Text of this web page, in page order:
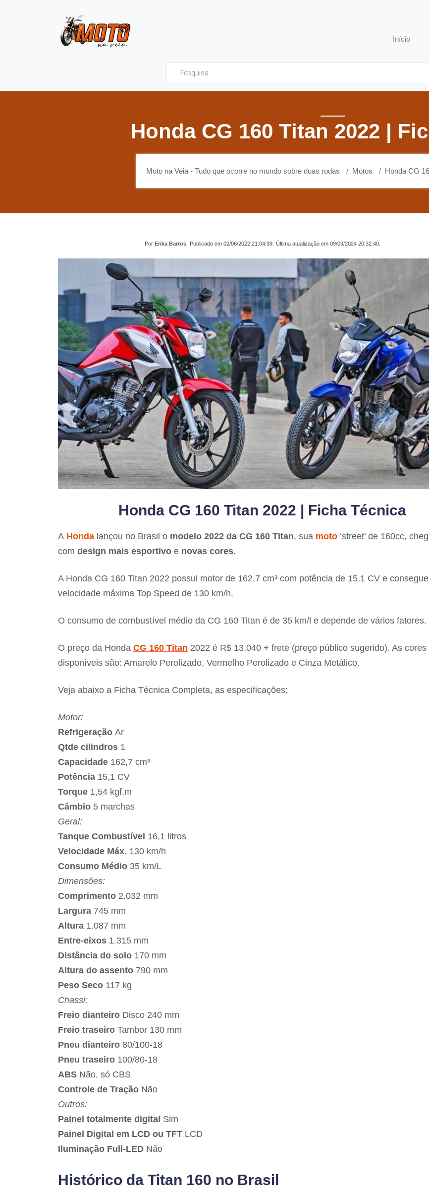
Início
Honda CG 160 Titan 2022 |
Moto na Veia - Tudo que ocorre no mundo sobre duas rodas Motos Honda CG
Por Erika Barros. Publicado em 02/06/2022 21:04:39. Última atualização em 09/03/2024 20:32:40.
Honda CG 160 Titan 2022 | Ficha Técnica
A Honda lançou no Brasil o modelo 2022 da CG 160 Titan, sua moto ‘street’ de 160cc,
com design mais esportivo e novas cores.
A Honda CG 160 Titan 2022 possui motor de 162,7 cm³ com potência de 15,1 CV e
velocidade máxima Top Speed de 130 km/h.
O consumo de combustível médio da CG 160 Titan é de 35 km/l e depende de vários fatores.
O preço da Honda CG 160 Titan 2022 é R$ 13.040 + frete (preço público sugerido). As cores
disponíveis são: Amarelo Perolizado, Vermelho Perolizado e Cinza Metálico.
Veja abaixo a Ficha Técnica Completa, as especificações:
Motor:
Refrigeração Ar
Qtde cilindros 1
Capacidade 162,7 cm³
Potência 15,1 CV
Torque 1,54 kgf.m
Câmbio 5 marchas
Geral:
Tanque Combustível 16,1 litros
Velocidade Máx. 130 km/h
Consumo Médio 35 km/L
Dimensões:
Comprimento 2.032 mm
Largura 745 mm
Altura 1.087 mm
Entre-eixos 1.315 mm
Distância do solo 170 mm
Altura do assento 790 mm
Peso Seco 117 kg
Chassi:
Freio dianteiro Disco 240 mm
Freio traseiro Tambor 130 mm
Pneu dianteiro 80/100-18
Pneu traseiro 100/80-18
ABS Não, só CBS
Controle de Tração Não
Outros:
Painel totalmente digital Sim
Painel Digital em LCD ou TFT LCD
Iluminação Full-LED Não
Histórico da Titan 160 no Brasil